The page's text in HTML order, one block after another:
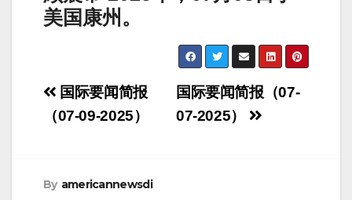
美国康州。
Post
navigation
国际要闻简报（07-
07-2025）
国际要闻简报
（07-09-2025）
By americannewsdi